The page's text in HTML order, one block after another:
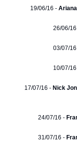
19/06/16 -
26/06/
03/07/
10/07/
17/07/16 - Nick
24/07/16 -
31/07/16 -